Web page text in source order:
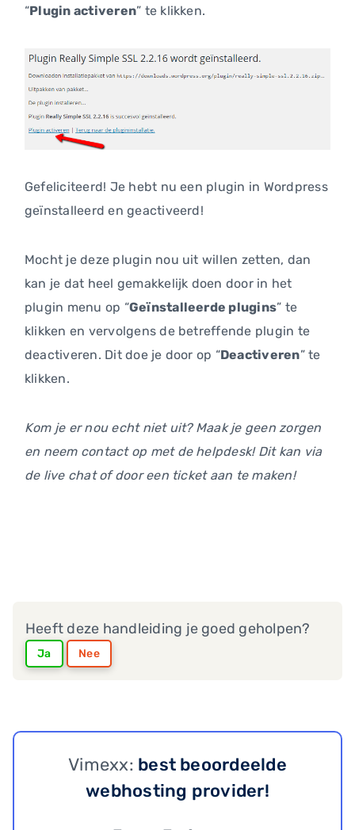
“Plugin activeren” te klikken.
Gefeliciteerd! Je hebt nu een plugin in Wordpress
geïnstalleerd en geactiveerd!
Mocht je deze plugin nou uit willen zetten, dan
kan je dat heel gemakkelijk doen door in het
plugin menu op “Geïnstalleerde plugins” te
klikken en vervolgens de betreffende plugin te
deactiveren. Dit doe je door op “Deactiveren” te
klikken.
Kom je er nou echt niet uit? Maak je geen zorgen
en neem contact op met de helpdesk! Dit kan via
de live chat of door een ticket aan te maken!
Heeft deze handleiding je goed geholpen?
Ja Nee
Vimexx: best beoordeelde
webhosting provider!